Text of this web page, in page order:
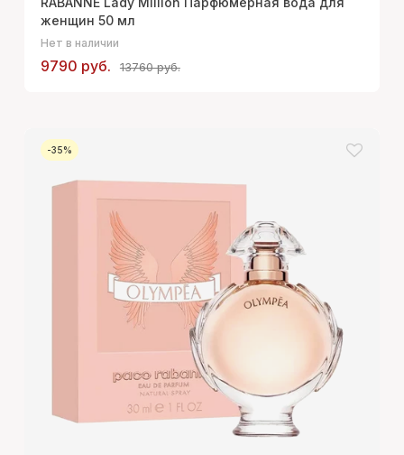
женщин 50 мл
Нет в наличии
9790 руб. 13760 руб.
-35%